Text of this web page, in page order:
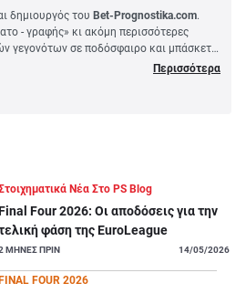
δημιουργός του Bet-Prognostika.com.
- γραφής» κι ακόμη περισσότερες
γεγονότων σε ποδόσφαιρο και μπάσκετ.
με αδυναμία στα
έως το 2018 ήξερα ποιος παίζει δεξί
έχει η Μπέρτον φροντιστή στη
μικρές λίγκες.
το
είναι κοινωνικό φαινόμενο.
διαλογή, στάνταρ διαδικασία, η ίδια
μέχρι νεωτέρας αποκλειστικά εδώ στο
Περισσότερα
Νέα Στο PS Blog
Four 2026: Οι αποδόσεις για την
φάση της EuroLeague
ΜΗΝΕΣ ΠΡΙΝ 14/05/2026
FINAL FOUR 2026